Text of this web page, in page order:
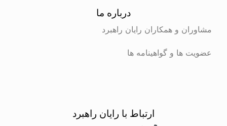
درباره ما
مشاوران و همکاران رایان راهبرد
عضویت ها و گواهینامه ها
ارتباط با رایان راهبرد